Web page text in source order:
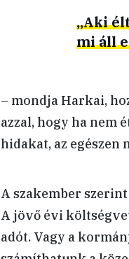
„Aki
mi áll
– mondja Harkai,
azzal, hogy ha nem
hidakat, az
A szakember
A jövő évi
adót. Vagy a